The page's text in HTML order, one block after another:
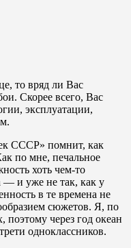
то вряд ли Вас
Скорее всего, Вас
эксплуатации,
СССР» помнит, как
по мне, печальное
хоть чем-то
— и уже не так, как у
в те времена не
сюжетов. Я, по
через год океан
одноклассников.